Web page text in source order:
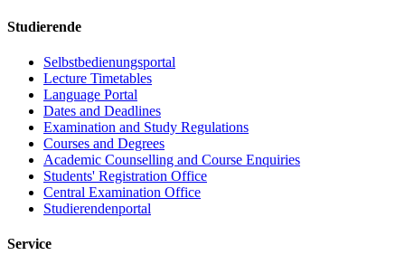
Studierende
Selbstbedienungsportal
Lecture Timetables
Language Portal
Dates and Deadlines
Examination and Study Regulations
Courses and Degrees
Academic Counselling and Course Enquiries
Students' Registration Office
Central Examination Office
Studierendenportal
Service